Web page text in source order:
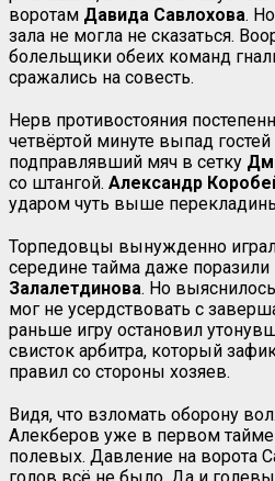
воротам Давида Савлохова.
зала не могла не сказаться.
болельщики обеих команд
сражались на совесть.
Нерв противостояния
четвёртой минуте выпад
подправлявший мяч в сетку
со штангой. Александр
ударом чуть выше
Торпедовцы вынужденно
середине тайма даже поразили
Залалетдинова. Но
мог не усердствовать с
раньше игру остановил
свисток арбитра, который
правил со стороны хозяев.
Видя, что взломать оборону
Алекберов уже в первом
полевых. Давление на ворота